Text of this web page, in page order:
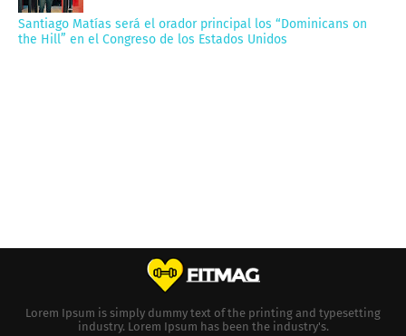
Santiago Matías será el orador principal los “Dominicans on
the Hill” en el Congreso de los Estados Unidos
Lorem Ipsum is simply dummy text of the printing and typesetting
industry. Lorem Ipsum has been the industry's.